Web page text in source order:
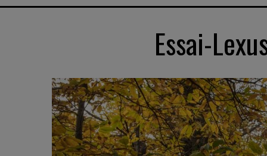
Essai-